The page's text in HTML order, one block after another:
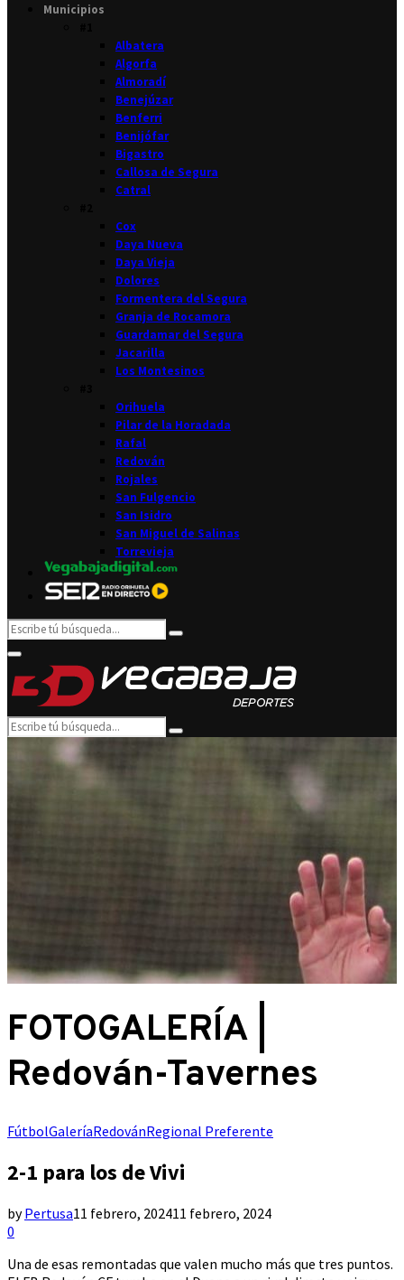
Municipios
Albatera
Algorfa
Almoradí
Benejúzar
Benferri
Benijófar
Bigastro
Callosa de Segura
Catral
Cox
Daya Nueva
Daya Vieja
Dolores
Formentera del Segura
Granja de Rocamora
Guardamar del Segura
Jacarilla
Los Montesinos
Orihuela
Pilar de la Horadada
Rafal
Redován
Rojales
San Fulgencio
San Isidro
San Miguel de Salinas
Torrevieja
Search
for:
Search
Primary
Menu
Search
for:
Search
FOTOGALERÍA |
Redován-Tavernes
FútbolGaleríaRedovánRegional Preferente
2-1 para los de Vivi
byPertusa11 febrero, 202411 febrero, 2024
0
Una de esas remontadas que valen mucho más que tres puntos.